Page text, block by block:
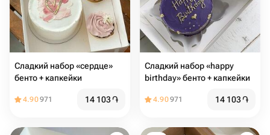
Сладкий набор «сердце»
бенто + капкейки
4.90971 14 103֏
Сладкий набор «happy
birthday» бенто + капкейки
4.90971 14 103֏